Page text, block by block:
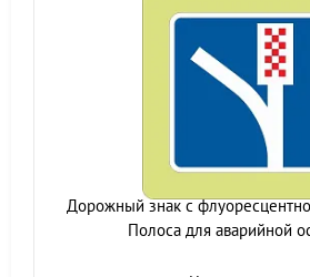
Дорожный знак с
Полоса для аварийной